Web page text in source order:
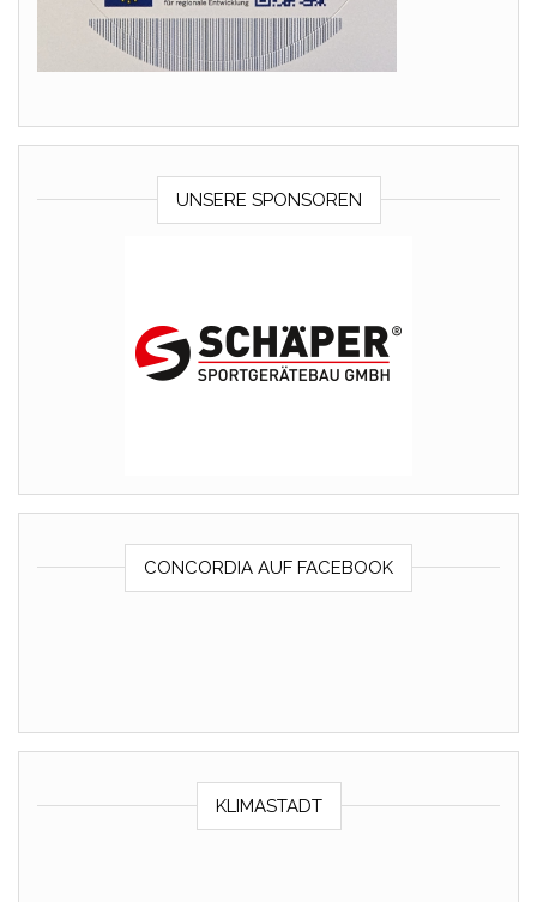
UNSERE SPONSOREN
CONCORDIA AUF FACEBOOK
KLIMASTADT